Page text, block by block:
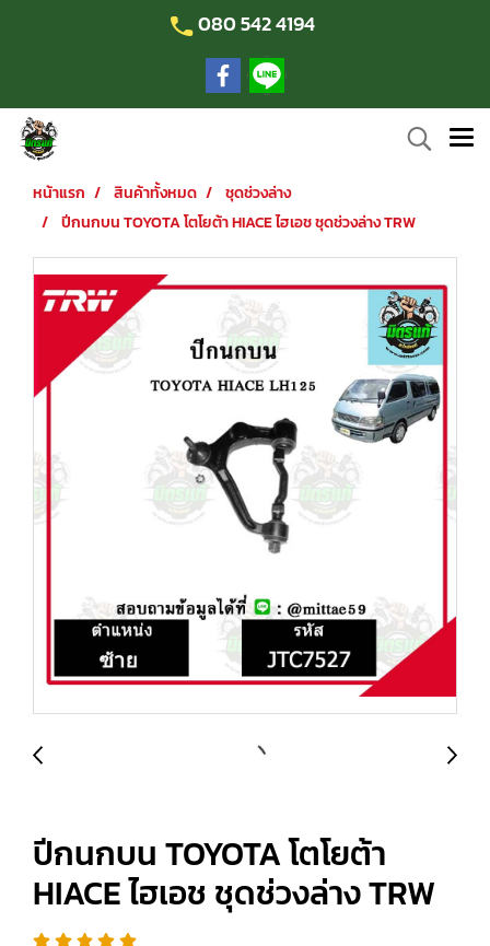
080 542 4194
หน้าแรก สินค้าทั้งหมด
ชุดช่วงล่าง
ปีกนกบน TOYOTA โตโยต้า HIACE ไฮเอช ชุดช่วงล่าง TRW
ปีกนกบน TOYOTA โตโยต้า
HIACE ไฮเอช ชุดช่วงล่าง TRW